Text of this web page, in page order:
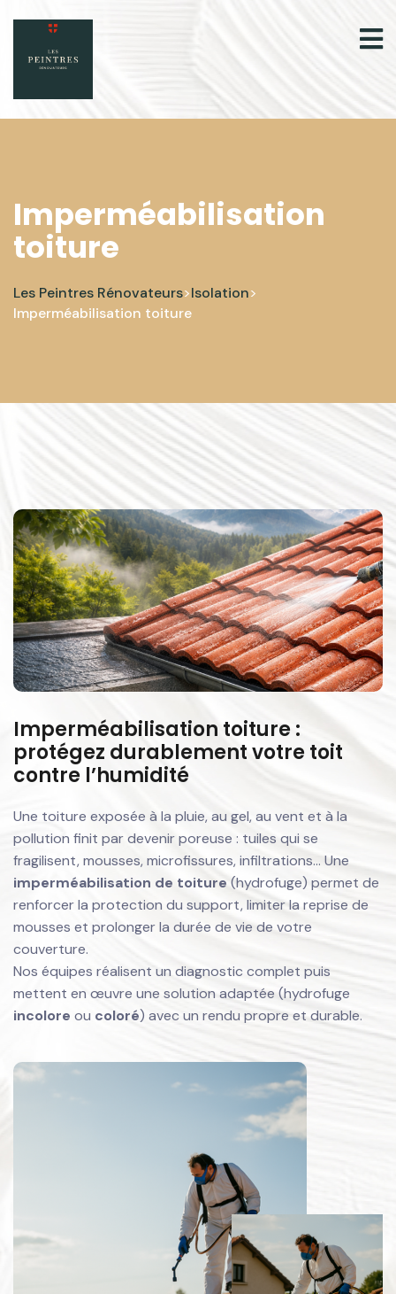
Imperméabilisation
toiture
Les Peintres Rénovateurs>Isolation>
Imperméabilisation toiture
Imperméabilisation toiture :
protégez durablement votre toit
contre l’humidité
Une toiture exposée à la pluie, au gel, au vent et à la
pollution finit par devenir poreuse : tuiles qui se
fragilisent, mousses, microfissures, infiltrations… Une
imperméabilisation de toiture (hydrofuge) permet de
renforcer la protection du support, limiter la reprise de
mousses et prolonger la durée de vie de votre
couverture.
Nos équipes réalisent un diagnostic complet puis
mettent en œuvre une solution adaptée (hydrofuge
incolore ou coloré) avec un rendu propre et durable.